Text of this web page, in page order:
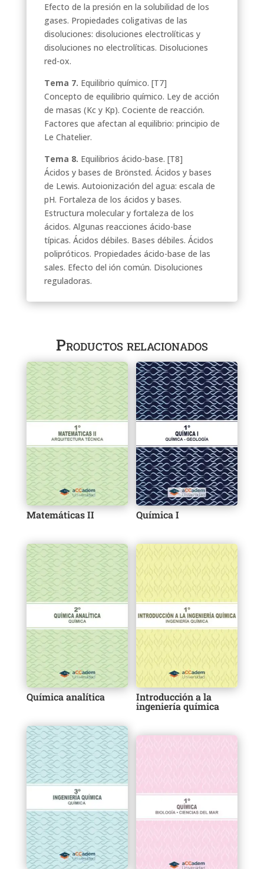
Efecto de la presión en la solubilidad de los
gases. Propiedades coligativas de las
disoluciones: disoluciones electrolíticas y
disoluciones no electrolíticas. Disoluciones
red-ox.
Tema 7. Equilibrio químico. [T7]
Concepto de equilibrio químico. Ley de acción
de masas (Kc y Kp). Cociente de reacción.
Factores que afectan al equilibrio: principio de
Le Chatelier.
Tema 8. Equilibrios ácido-base. [T8]
Ácidos y bases de Brönsted. Ácidos y bases
de Lewis. Autoionización del agua: escala de
pH. Fortaleza de los ácidos y bases.
Estructura molecular y fortaleza de los
ácidos. Algunas reacciones ácido-base
típicas. Ácidos débiles. Bases débiles. Ácidos
polipróticos. Propiedades ácido-base de las
sales. Efecto del ión común. Disoluciones
reguladoras.
Productos relacionados
Matemáticas II Química I
Química analítica Introducción a la
ingeniería química